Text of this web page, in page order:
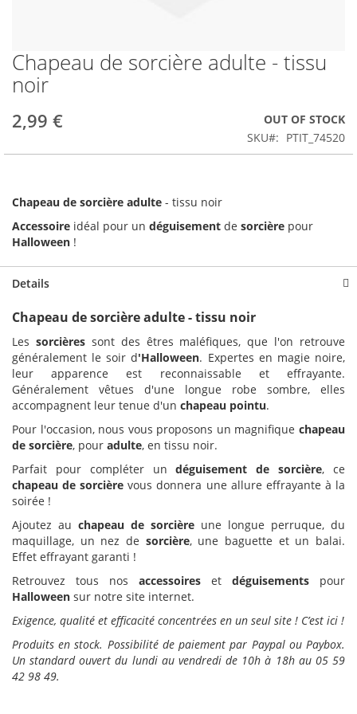
Skip
to
the
of
images
Chapeau de sorcière adulte - tissu
noir
2,99 €
OUT OF STOCK
SKU
PTIT_74520
Chapeau de sorcière adulte - tissu noir
Accessoire idéal pour un déguisement de sorcière pour
Halloween !
Details
Chapeau de sorcière adulte - tissu noir
Les sorcièressont des êtres maléfiques, que l'on retrouve
généralement le soir d'Halloween. Expertes en magie noire,
leur apparence est reconnaissable et effrayante.
Généralement vêtues d'une longue robe sombre, elles
accompagnent leur tenue d'un chapeau pointu.
Pour l'occasion, nous vous proposons un magnifique chapeau
de sorcière, pour adulte, en tissu noir.
Parfait pour compléter undéguisement de sorcière, ce
chapeau de sorcière vous donnera une allure effrayante à la
soirée !
Ajoutez au chapeau de sorcière une longue perruque, du
maquillage, un nez de sorcière, une baguette et un balai.
Effet effrayant garanti !
Retrouvez tous nos accessoires et déguisements pour
Halloween sur notre site internet.
Exigence, qualité et efficacité concentrées en un seul site ! C’est ici !
Produits en stock. Possibilité de paiement par Paypal ou Paybox.
Un standard ouvert du lundi au vendredi de 10h à 18h au 05 59
42 98 49.